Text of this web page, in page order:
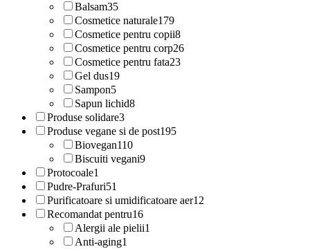
Balsam35
Cosmetice naturale179
Cosmetice pentru copii8
Cosmetice pentru corp26
Cosmetice pentru fata23
Gel dus19
Sampon5
Sapun lichid8
Produse solidare3
Produse vegane si de post195
Biovegan110
Biscuiti vegani9
Protocoale1
Pudre-Prafuri51
Purificatoare si umidificatoare aer12
Recomandat pentru16
Alergii ale pielii1
Anti-aging1